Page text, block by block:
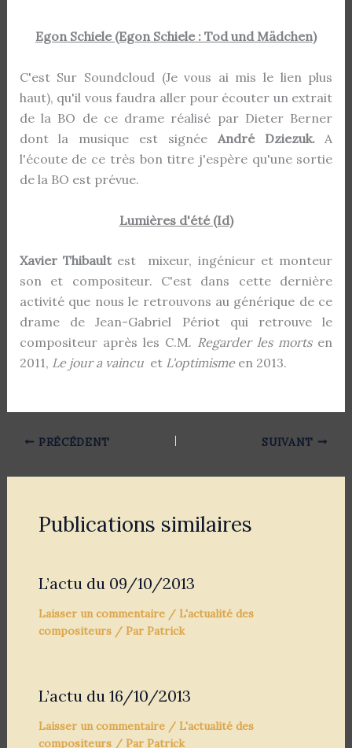
Egon Schiele (Egon Schiele : Tod und Mädchen)
C'est Sur Soundcloud (Je vous ai mis le lien plus
haut), qu'il vous faudra aller pour écouter un extrait
de la BO de ce drame réalisé par Dieter Berner
dont la musique est signée André Dziezuk.A
l'écoute de ce très bon titre j'espère qu'une sortie
de la BO est prévue.
Lumières d'été (Id)
Xavier Thibault est mixeur, ingénieur et monteur
son et compositeur. C'est dans cette dernière
activité que nous le retrouvons au générique de ce
drame de Jean-Gabriel Périot qui retrouve le
compositeur après les C.M. Regarder les morts en
2011, Le jour a vaincuet L'optimismeen 2013.
PRÉCÉDENT SUIVANT
Publications similaires
L’actu du 09/10/2013
Laisser un commentaire / L'actualité des
compositeurs/ Par Patrick
L’actu du 16/10/2013
Laisser un commentaire / L'actualité des
compositeurs/ Par Patrick